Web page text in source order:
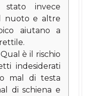
stato invece
nuoto e altre
aiutano a
Qual è il rischio
indesiderati
mal di testa
di schiena e